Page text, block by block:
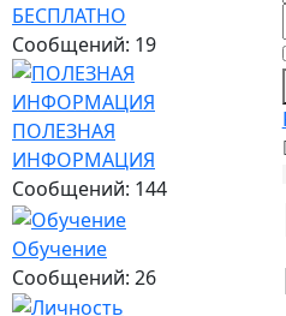
БЕСПЛАТНО
Сообщений: 19
ПОЛЕЗНАЯ
ИНФОРМАЦИЯ
Сообщений: 144
Обучение
Сообщений: 26